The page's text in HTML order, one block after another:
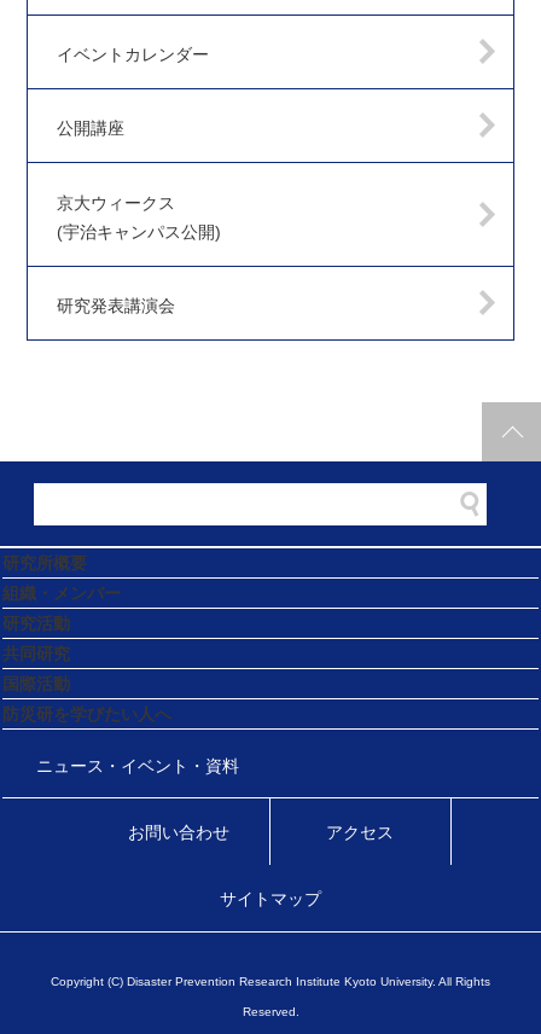
イベントカレンダー
公開講座
京大ウィークス
(宇治キャンパス公開)
研究発表講演会
研究所概要
組織・メンバー
研究活動
共同研究
国際活動
防災研を学びたい人へ
ニュース・イベント・資料
お問い合わせ アクセス
サイトマップ
Copyright (C) Disaster Prevention Research Institute Kyoto University. All Rights
Reserved.